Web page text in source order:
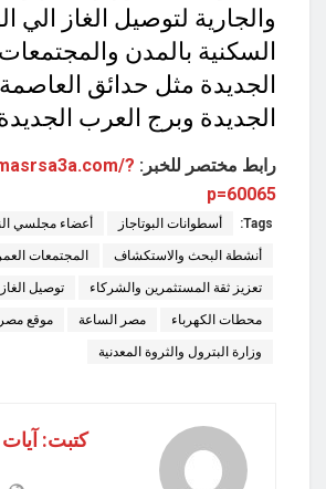
والجارية لتوصيل الغاز الي
السكنية بالمدن والمجتمعات
الجديدة مثل حدائق
الجديدة وبرج العرب
رابط مختصر للخبر: ?
p=60065
Tags: أسطوانات البوتاجاز أعضاء مجلسي
أنشطة البحث والاستكشاف المجتمعات
تعزيز ثقة المستثمرين والشركاء توصيل
محطات الكهرباء مصر الساعة موقع
وزارة البترول والثروة المعدنية
كتبت: